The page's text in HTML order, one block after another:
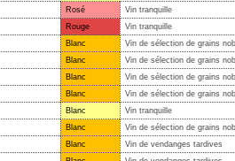
Rosé
Vin tranquille
Rouge
Vin tranquille
Blanc
Vin de sélection de grains
Blanc
Vin de sélection de grains
Blanc
Vin de sélection de grains
Blanc
Vin de sélection de grains
Blanc
Vin tranquille
Blanc
Vin de sélection de grains
Blanc
Vin de vendanges tardives